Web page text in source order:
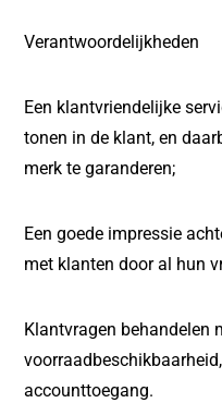
Verantwoordelijkheden
Een klantvriendelijke
tonen in de klant, en
merk te garanderen;
Een goede impressie
met klanten door al hun
Klantvragen behandelen
accounttoegang.